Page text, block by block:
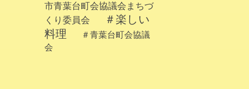
市青葉台町会協議会まちづ
くり委員会
＃楽しい
料理
＃青葉台町会協議
会